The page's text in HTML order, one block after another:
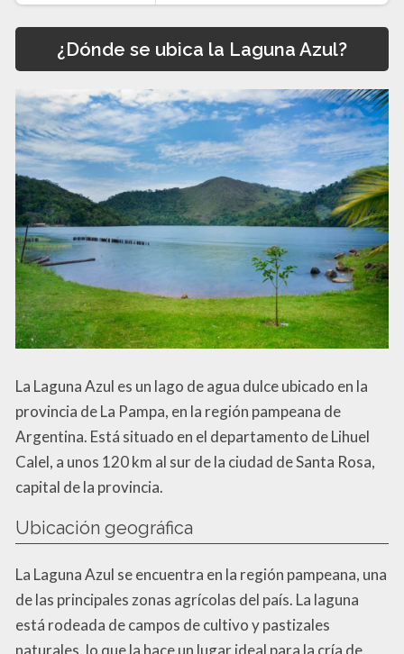
¿Dónde se ubica la Laguna Azul?
La Laguna Azul es un lago de agua dulce ubicado en la
provincia de La Pampa, en la región pampeana de
Argentina. Está situado en el departamento de Lihuel
Calel, a unos 120 km al sur de la ciudad de Santa Rosa,
capital de la provincia.
Ubicación geográfica
La Laguna Azul se encuentra en la región pampeana, una
de las principales zonas agrícolas del país. La laguna
está rodeada de campos de cultivo y pastizales
naturales, lo que la hace un lugar ideal para la cría de